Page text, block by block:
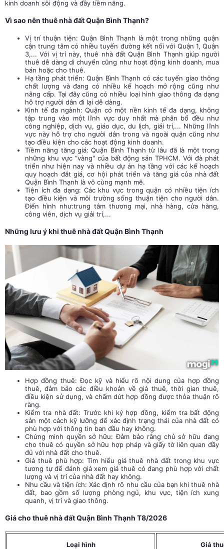
kinh doanh sôi động và đầy tiềm năng.
Vì sao nên thuê nhà đất Quận Bình Thạnh?
Vị trí thuận tiện: Quận Bình Thạnh là một trong những quận
cận trung tâm có nhiều tuyến đường kết nối với Quận 1, Quận
3,... Với vị trí này, thuê nhà đất Quận Bình Thạnh giúp người
thuê dễ dàng di chuyển cũng như hoạt động kinh doanh, mua
bán hoặc cho thuê.
Hạ tầng phát triển: Quận Bình Thạnh có các tuyến giao thông
chất lượng và đang có nhiều kế hoạch mở rộng cũng như
nâng cấp. Tại đây cũng có nhiều loại hình giao thông đa dạng
hỗ trợ người dân đi lại dễ dàng.
Kinh tế đa ngành: Quận có một nền kinh tế đa dạng, không
tập trung vào một lĩnh vực duy nhất mà phân bổ đều như
công nghiệp, dịch vụ, giáo dục, du lịch, giải trí,... Những lĩnh
vực này hỗ trợ cho người dân trong và ngoài quận cũng như
tạo điều kiện cho các hoạt động kinh doanh.
Tiềm năng tăng giá: Quận Bình Thạnh từ lâu đã là một trong
những khu vực “vàng" của bất động sản TPHCM. Với đà phát
triển như hiện nay và nhiều dự án hạ tầng với các kế hoạch
quy hoạch đắt giá, cơ hội phát triển và tăng giá của nhà đất
Quận Bình Thạnh là vô cùng mạnh mẽ.
Tiện ích đa dạng: Các khu vực trong quận có nhiều tiện ích
tạo điều kiện và môi trường sống thuận tiện cho người dân.
Điển hình như:trung tâm thương mại, nhà hàng, cửa hàng,
công viên, dịch vụ giải trí,...
Những lưu ý khi thuê nhà đất Quận Bình Thạnh
Hợp đồng thuê: Đọc kỹ và hiểu rõ nội dung của hợp đồng
thuê, đảm bảo các điều khoản về giá thuê, thời gian thuê,
điều kiện sử dụng, và chấm dứt hợp đồng được thỏa thuận rõ
ràng.
Kiểm tra nhà đất: Trước khi ký hợp đồng, kiểm tra bất động
sản một cách kỹ lưỡng để xác định trạng thái của nhà đất có
phù hợp với thông tin ban đầu hay không.
Chứng minh quyền sở hữu: Đảm bảo rằng chủ sở hữu đang
cho thuê có quyền sở hữu hợp pháp và giấy tờ liên quan đầy
đủ với nhà đất cho thuê.
Giá thuê phù hợp: Tìm hiểu giá thuê nhà đất trong khu vực
tương tự để đánh giá xem giá thuê có đang phù hợp với chất
lượng và vị trí của nhà đất hay không.
Nhu cầu và tiện ích: Xác định rõ nhu cầu của bạn khi thuê nhà
đất, bao gồm số lượng phòng ngủ, khu vực, tiện ích xung
quanh, vị trí và giao thông.
Giá cho thuê nhà đất Quận Bình Thạnh T8/2026
Loại hình Giá